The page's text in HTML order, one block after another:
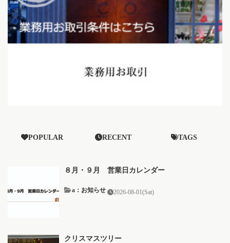
POPULAR RECENT TAGS
８月・９月 営業日カレンダー
a：お知らせ 2026-08-01(Sat)
クリスマスツリー